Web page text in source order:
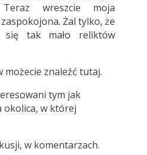
wreszcie moja
Żal tylko, że
się tak mało reliktów
możecie znaleźć tutaj.
tym jak
okolica, w której
w komentarzach.